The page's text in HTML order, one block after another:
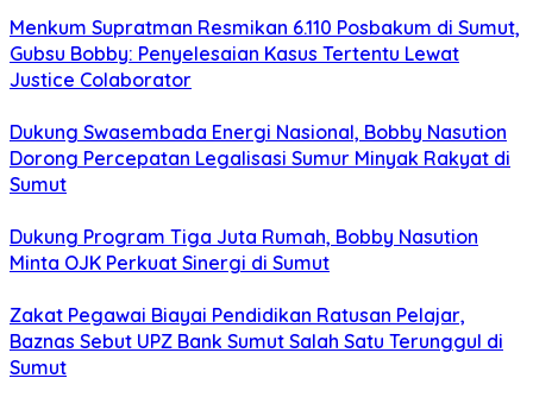
Menkum Supratman Resmikan 6.110 Posbakum di Sumut,
Gubsu Bobby: Penyelesaian Kasus Tertentu Lewat
Justice Colaborator
Dukung Swasembada Energi Nasional, Bobby Nasution
Dorong Percepatan Legalisasi Sumur Minyak Rakyat di
Sumut
Dukung Program Tiga Juta Rumah, Bobby Nasution
Minta OJK Perkuat Sinergi di Sumut
Zakat Pegawai Biayai Pendidikan Ratusan Pelajar,
Baznas Sebut UPZ Bank Sumut Salah Satu Terunggul di
Sumut